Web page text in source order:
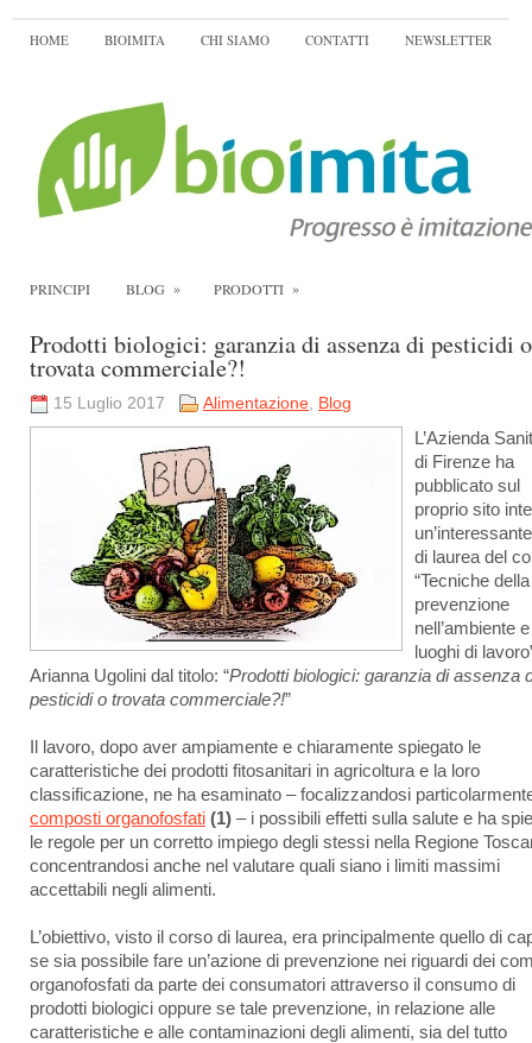
HOME BIOIMITA CHI SIAMO CONTATTI NEWSLETTER
PRINCIPI BLOG » PRODOTTI »
Prodotti biologici: garanzia di assenza di pesticidi o
trovata commerciale?!
15 Luglio 2017 Alimentazione, Blog
L’Azienda
di Firenze ha
pubblicato sul
proprio sito
di laurea del
“Tecniche della
prevenzione
nell’ambiente
luoghi di
Arianna Ugolini dal titolo: “Prodotti biologici: garanzia di assenza
pesticidi o trovata commerciale?!”
Il lavoro, dopo aver ampiamente e chiaramente spiegato le
caratteristiche dei prodotti fitosanitari in agricoltura e la loro
classificazione, ne ha esaminato – focalizzandosi
composti organofosfati (1) – i possibili effetti sulla salute e ha
le regole per un corretto impiego degli stessi nella Regione
concentrandosi anche nel valutare quali siano i limiti massimi
accettabili negli alimenti.
L’obiettivo, visto il corso di laurea, era principalmente quello di
se sia possibile fare un’azione di prevenzione nei riguardi dei
organofosfati da parte dei consumatori attraverso il consumo di
prodotti biologici oppure se tale prevenzione, in relazione alle
caratteristiche e alle contaminazioni degli alimenti, sia del tutto